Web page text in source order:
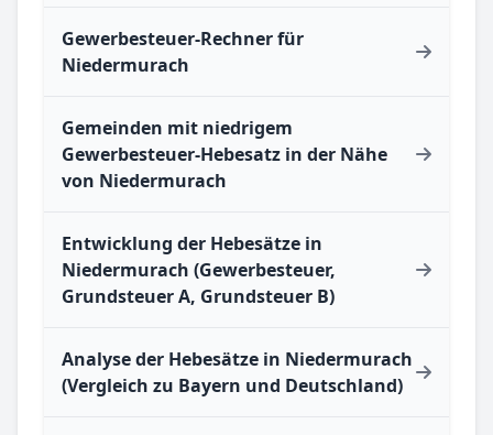
Gewerbesteuer-Rechner für
Niedermurach
Gemeinden mit niedrigem
Gewerbesteuer-Hebesatz in der Nähe
von Niedermurach
Entwicklung der Hebesätze in
Niedermurach (Gewerbesteuer,
Grundsteuer A, Grundsteuer B)
Analyse der Hebesätze in Niedermurach
(Vergleich zu Bayern und Deutschland)